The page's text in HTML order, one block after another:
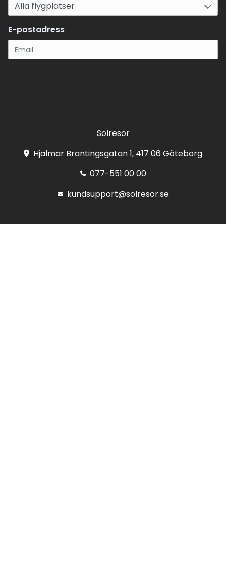
E-postadress
Solresor
Hjalmar Brantingsgatan 1, 417 06 Göteborg
077-551 00 00
kundsupport@solresor.se